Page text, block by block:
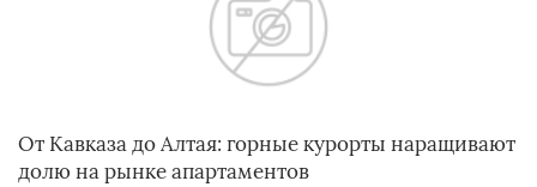
От Кавказа до Алтая: горные курорты наращивают
долю на рынке апартаментов